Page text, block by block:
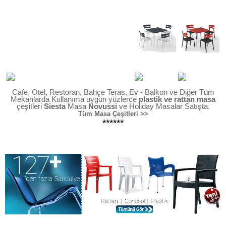
Cafe, Otel, Restoran, Bahçe Teras, Ev - Balkon ve Diğer Tüm
Mekanlarda Kullanıma uygun yüzlerce plastik ve rattan masa
çeşitleri SiestaMasa Novussi ve Holiday Masalar Satışta.
Tüm Masa Çeşitleri >>
******